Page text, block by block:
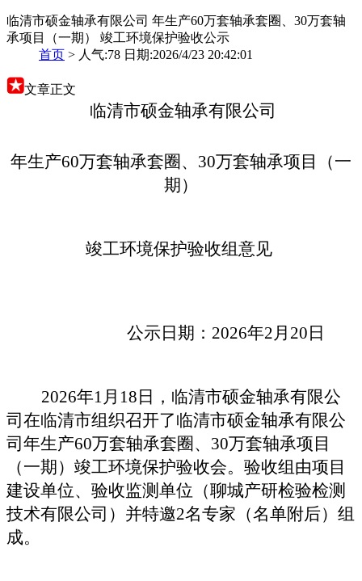
临清市硕金轴承有限公司 年生产60万套轴承套圈、30万套轴
承项目（一期） 竣工环境保护验收公示
首页 > 人气:78 日期:2026/4/23 20:42:01
文章正文
临清市硕金轴承有限公司
年生产60万套轴承套圈、30万套轴承项目（一
期）
竣工环境保护验收组意见
公示日期：2026年2月20日
2026年1月 18 日 ， 临清市硕金轴承有限公
司 在临清市组织召开了临清市硕金轴承有限公
司年生产60万套轴承套圈、30万套轴承项目
（一期） 竣工环境保护验收会。验收组由项目
建设单位、验收监测单位（聊城产研检验检测
技术有限公司 ）并特邀2名专家（名单附后）组
成。